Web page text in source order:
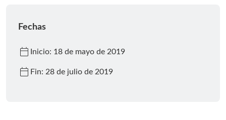
Fechas
calendar_today Inicio: 18 de mayo de 2019
calendar_today Fin: 28 de julio de 2019